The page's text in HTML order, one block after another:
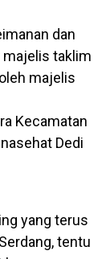
dan
majelis taklim
majelis
Kecamatan
Dedi
yang terus
tentu